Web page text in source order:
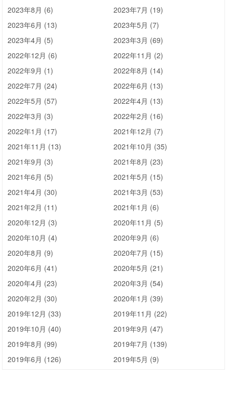
2023年8月 (6)
2023年7月 (19)
2023年6月 (13)
2023年5月 (7)
2023年4月 (5)
2023年3月 (69)
2022年12月 (6)
2022年11月 (2)
2022年9月 (1)
2022年8月 (14)
2022年7月 (24)
2022年6月 (13)
2022年5月 (57)
2022年4月 (13)
2022年3月 (3)
2022年2月 (16)
2022年1月 (17)
2021年12月 (7)
2021年11月 (13)
2021年10月 (35)
2021年9月 (3)
2021年8月 (23)
2021年6月 (5)
2021年5月 (15)
2021年4月 (30)
2021年3月 (53)
2021年2月 (11)
2021年1月 (6)
2020年12月 (3)
2020年11月 (5)
2020年10月 (4)
2020年9月 (6)
2020年8月 (9)
2020年7月 (15)
2020年6月 (41)
2020年5月 (21)
2020年4月 (23)
2020年3月 (54)
2020年2月 (30)
2020年1月 (39)
2019年12月 (33)
2019年11月 (22)
2019年10月 (40)
2019年9月 (47)
2019年8月 (99)
2019年7月 (139)
2019年6月 (126)
2019年5月 (9)